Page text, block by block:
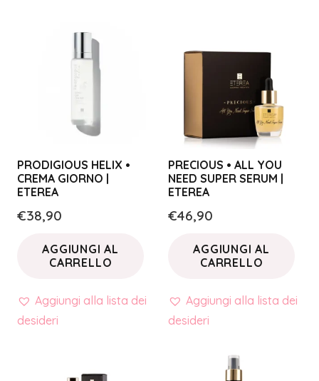
PRODIGIOUS HELIX •
CREMA GIORNO |
ETEREA
€38,90
AGGIUNGI AL
CARRELLO
Aggiungi alla lista dei
desideri
PRECIOUS • ALL YOU
NEED SUPER SERUM |
ETEREA
€46,90
AGGIUNGI AL
CARRELLO
Aggiungi alla lista dei
desideri